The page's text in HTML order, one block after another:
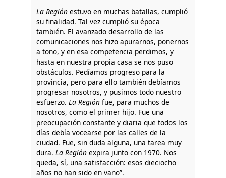
La Regiónestuvo en muchas batallas, cumplió
su finalidad. Tal vez cumplió su época
también. El avanzado desarrollo de las
comunicaciones nos hizo apurarnos, ponernos
a tono, y en esa competencia perdimos, y
hasta en nuestra propia casa se nos puso
obstáculos. Pedíamos progreso para la
provincia, pero para ello también debíamos
progresar nosotros, y pusimos todo nuestro
esfuerzo. La Regiónfue, para muchos de
nosotros, como el primer hijo. Fue una
preocupación constante y diaria que todos los
días debía vocearse por las calles de la
ciudad. Fue, sin duda alguna, una tarea muy
dura. La Regiónexpira junto con 1970. Nos
queda, sí, una satisfacción: esos dieciocho
años no han sido en vano”.